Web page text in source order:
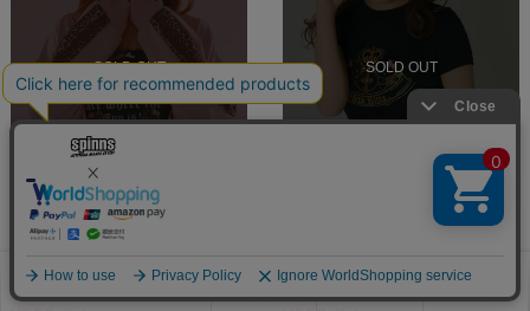
SOLD OUT
【86%OFF】『ハローキティ
×SPINNS 天使小悪魔シリーズ』
レース付きキャミソール
¥3,850 →
SOLD OUT
×SPINNS 天使小悪魔シリーズ』
¥3,850 →
メニュー お気に入り ログイン 見た商品 カート